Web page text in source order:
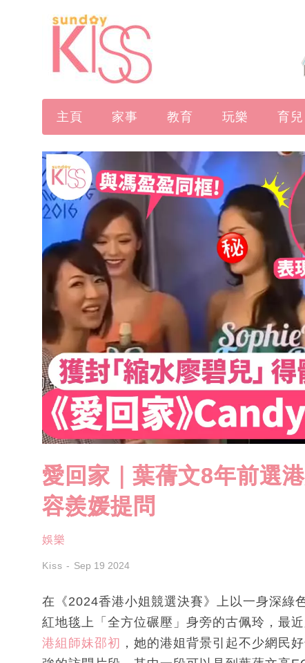
主頁 家事 教育 玩樂 育兒
愛回家｜葉蒨文8年前選
容羨媛提問
娛樂
Kiss Sep 19 2024
在《2024香港小姐競選決賽》上以一身深綠
紅地毯上「全方位碾壓」身旁的古佩玲，最
港組師妹邵初 ，她的港姐背景引起不少網民